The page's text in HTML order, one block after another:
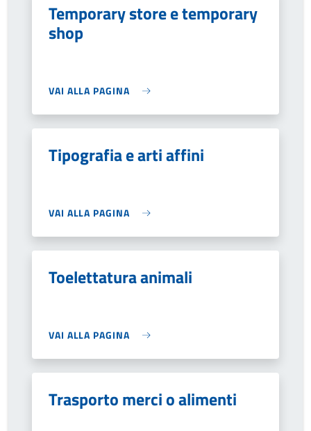
Temporary store e temporary
shop
VAI ALLA PAGINA
Tipografia e arti affini
VAI ALLA PAGINA
Toelettatura animali
VAI ALLA PAGINA
Trasporto merci o alimenti